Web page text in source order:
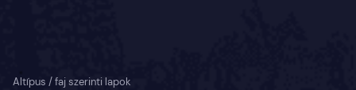
Altípus / faj szerinti lapok